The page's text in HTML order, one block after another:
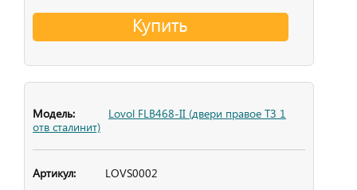
Купить
Lovol FLB468-II (двери правое ТЗ 1
отв сталинит)
LOVS0002